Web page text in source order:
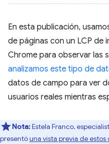
En esta publicación,
de páginas con un LCP de
Chrome para observar las
analizamos este tipo de
datos de campo para ver
usuarios reales mientras
Nota:Estela Franco,
presentóuna vista previa de